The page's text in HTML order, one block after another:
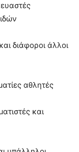
διάφοροι άλλοι
αθλητές
και